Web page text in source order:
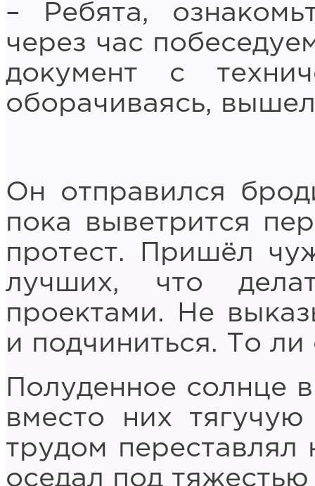
– Ребята,
через час
документ с
оборачиваясь,
Он отправился
пока выветрится
протест. Пришёл
лучших, что
проектами. Не
и подчиниться. То
Полуденное солнце
вместо них
трудом переставлял
оседал под